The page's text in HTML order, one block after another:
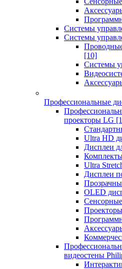
Системы
Системы
[10]
Системы
Профессиональные
проекторы LG
Ultra HD
Дисплеи
Ultra
Дисплеи
OLED
видеостены